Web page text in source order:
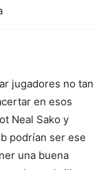
jugadores no tan
en esos
Neal Sako y
podrían ser ese
una buena